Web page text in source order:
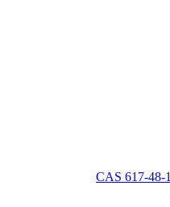
CAS 617-48-1